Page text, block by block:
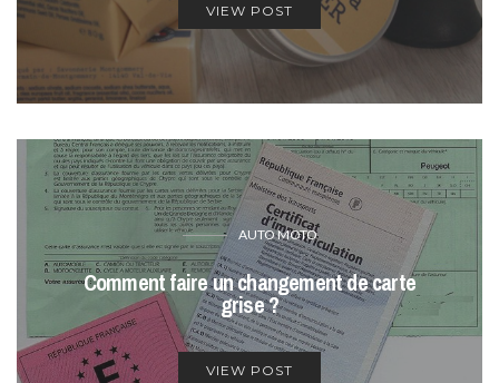
VIEW POST
AUTO MOTO
Comment faire un changement de carte
grise ?
VIEW POST